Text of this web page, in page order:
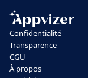
Confidentialité
Transparence
CGU
À propos